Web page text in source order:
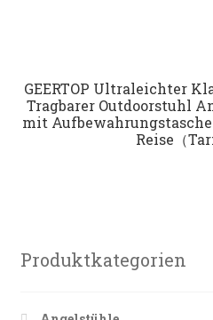
GEERTOP Ultraleichter
Tragbarer Outdoorstuhl
mit
Reise（
Produktkategorien